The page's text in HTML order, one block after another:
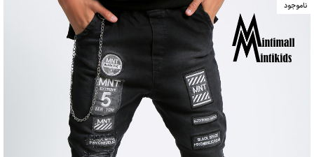
ناموجود